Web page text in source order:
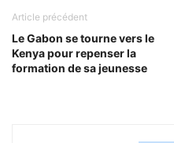
Article précédent
Le Gabon se tourne vers le
Kenya pour repenser la
formation de sa jeunesse